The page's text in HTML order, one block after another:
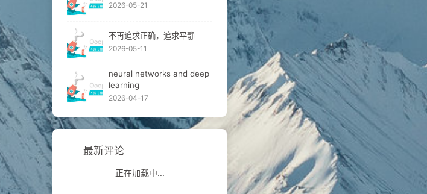
2026-05-21
不再追求正确，追求平静
2026-05-11
neural networks and deep
learning
2026-04-17
最新评论
正在加载中...